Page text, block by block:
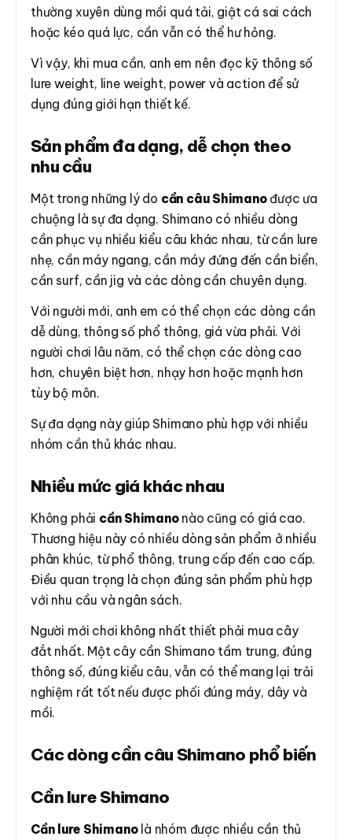
thường xuyên dùng mồi quá tải, giật cá sai cách
hoặc kéo quá lực, cần vẫn có thể hư hỏng.
Vì vậy, khi mua cần, anh em nên đọc kỹ thông số
lure weight, line weight, power và action để sử
dụng đúng giới hạn thiết kế.
Sản phẩm đa dạng, dễ chọn theo
nhu cầu
Một trong những lý do cần câu Shimanođược ưa
chuộng là sự đa dạng. Shimano có nhiều dòng
cần phục vụ nhiều kiểu câu khác nhau, từ cần lure
nhẹ, cần máy ngang, cần máy đứng đến cần biển,
cần surf, cần jig và các dòng cần chuyên dụng.
Với người mới, anh em có thể chọn các dòng cần
dễ dùng, thông số phổ thông, giá vừa phải. Với
người chơi lâu năm, có thể chọn các dòng cao
hơn, chuyên biệt hơn, nhạy hơn hoặc mạnh hơn
tùy bộ môn.
Sự đa dạng này giúp Shimano phù hợp với nhiều
nhóm cần thủ khác nhau.
Nhiều mức giá khác nhau
Không phải cần Shimanonào cũng có giá cao.
Thương hiệu này có nhiều dòng sản phẩm ở nhiều
phân khúc, từ phổ thông, trung cấp đến cao cấp.
Điều quan trọng là chọn đúng sản phẩm phù hợp
với nhu cầu và ngân sách.
Người mới chơi không nhất thiết phải mua cây
đắt nhất. Một cây cần Shimano tầm trung, đúng
thông số, đúng kiểu câu, vẫn có thể mang lại trải
nghiệm rất tốt nếu được phối đúng máy, dây và
mồi.
Các dòng cần câu Shimano phổ biến
Cần lure Shimano
Cần lure Shimanolà nhóm được nhiều cần thủ